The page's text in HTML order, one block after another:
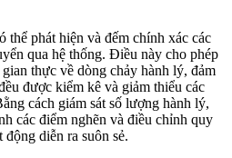
phát hiện và đếm chính xác các
qua hệ thống. Điều này cho phép
thực về dòng chảy hành lý, đảm
được kiểm kê và giảm thiểu các
cách giám sát số lượng hành lý,
các điểm nghẽn và điều chỉnh quy
diễn ra suôn sẻ.